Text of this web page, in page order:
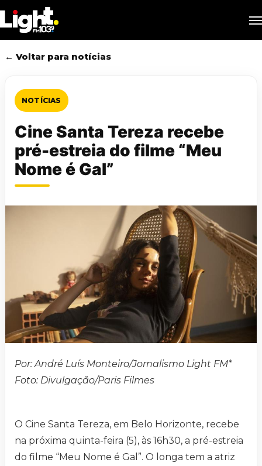
to
main
content
← Voltar para notícias
NOTÍCIAS
Cine Santa Tereza recebe
pré-estreia do filme “Meu
Nome é Gal”
Por: André Luís Monteiro/Jornalismo Light FM*
Foto: Divulgação/Paris Filmes
O Cine Santa Tereza, em Belo Horizonte, recebe
na próxima quinta-feira (5), às 16h30, a pré-estreia
do filme “Meu Nome é Gal”. O longa tem a atriz